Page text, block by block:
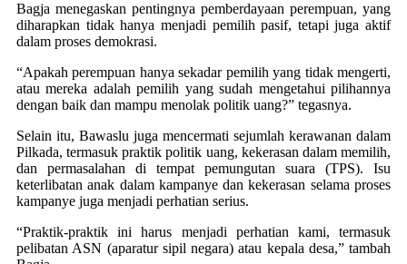
Bagja menegaskan pentingnya pemberdayaan perempuan, yang
diharapkan tidak hanya menjadi pemilih pasif, tetapi juga aktif
dalam proses demokrasi.
“Apakah perempuan hanya sekadar pemilih yang tidak mengerti,
atau mereka adalah pemilih yang sudah mengetahui pilihannya
dengan baik dan mampu menolak politik uang?” tegasnya.
Selain itu, Bawaslu juga mencermati sejumlah kerawanan dalam
Pilkada, termasuk praktik politik uang, kekerasan dalam memilih,
dan permasalahan di tempat pemungutan suara (TPS). Isu
keterlibatan anak dalam kampanye dan kekerasan selama proses
kampanye juga menjadi perhatian serius.
“Praktik-praktik ini harus menjadi perhatian kami, termasuk
pelibatan ASN (aparatur sipil negara) atau kepala desa,” tambah